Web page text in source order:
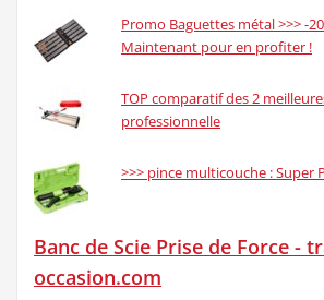
Promo Baguettes métal >>> -
Maintenant pour en profiter !
TOP comparatif des 2
professionnelle
>>> pince multicouche : Super
Banc de Scie Prise de Force -
occasion.com